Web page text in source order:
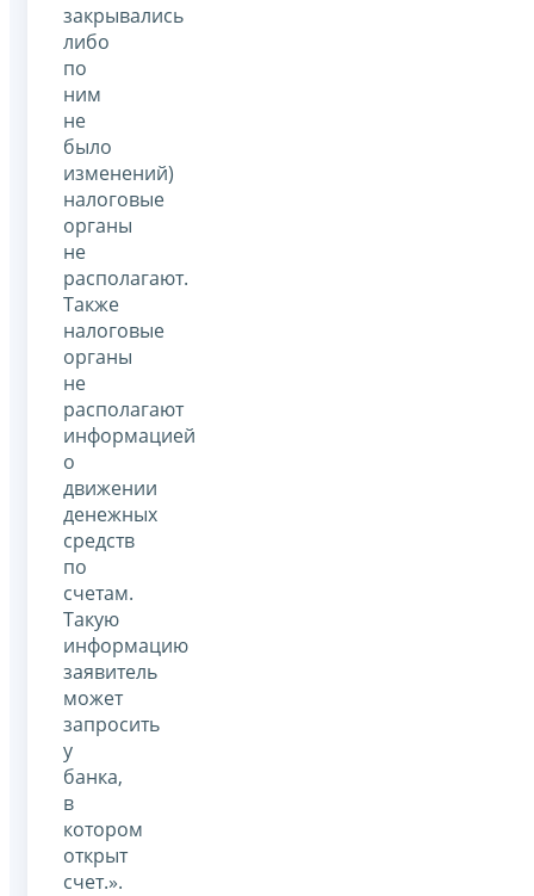
закрывались
либо
по
ним
не
было
изменений)
налоговые
органы
не
располагают.
Также
налоговые
органы
не
располагают
информацией
о
движении
денежных
средств
по
счетам.
Такую
информацию
заявитель
может
запросить
у
банка,
в
котором
открыт
счет.».